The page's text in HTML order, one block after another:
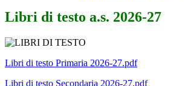
Libri di testo a.s. 2026-27
Libri di testo Primaria 2026-27.pdf
Libri di testo Secondaria 2026-27.pdf